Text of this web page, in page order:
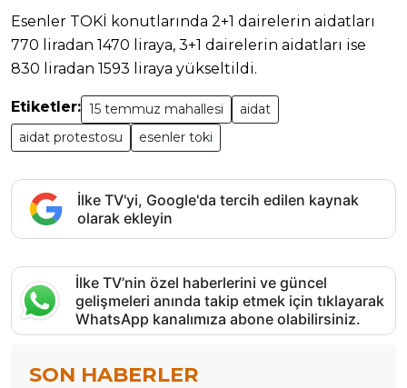
Esenler TOKİ konutlarında 2+1 dairelerin aidatları
770 liradan 1470 liraya, 3+1 dairelerin aidatları ise
830 liradan 1593 liraya yükseltildi.
Etiketler: 15 temmuz mahallesi
aidat
aidat protestosu
esenler toki
İlke TV'yi, Google'da tercih edilen kaynak
olarak ekleyin
İlke TV’nin özel haberlerini ve güncel
gelişmeleri anında takip etmek için tıklayarak
WhatsApp kanalımıza abone olabilirsiniz.
SON HABERLER